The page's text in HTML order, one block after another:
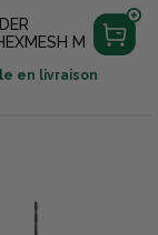
M
en livraison